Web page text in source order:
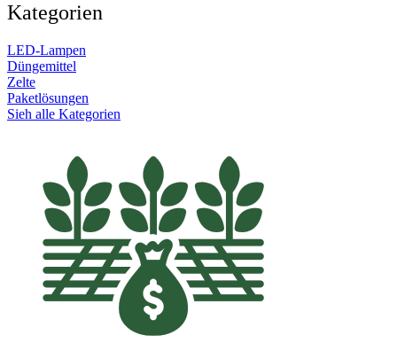
Kategorien
LED-Lampen
Düngemittel
Zelte
Paketlösungen
Sieh alle Kategorien